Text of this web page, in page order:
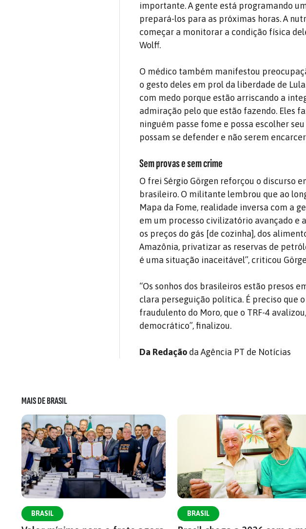
importante. A gente está programando
prepará-los para as próximas horas. A
começar a monitorar a condição física
Wolff.
O médico também manifestou
o gesto deles em prol da liberdade de
com medo porque estão arriscando a
admiração pelo que estão fazendo. Eles
ninguém passe fome e possa escolher
possam se defender e não serem
Sem provas e sem crime
O frei Sérgio Görgen reforçou o discurso
brasileiro. O militante lembrou que ao
Mapa da Fome, realidade inversa com a
em um processo civilizatório avançado e
os preços do gás [de cozinha], dos
Amazônia, privatizar as reservas de
é uma situação inaceitável”, criticou
“Os sonhos dos brasileiros estão presos
clara perseguição política. É preciso que
fraudulento do Moro, que o TRF-4
democrático”, finalizou.
Da Redação da Agência PT de Notícias
MAIS DE BRASIL
BRASIL BRASIL